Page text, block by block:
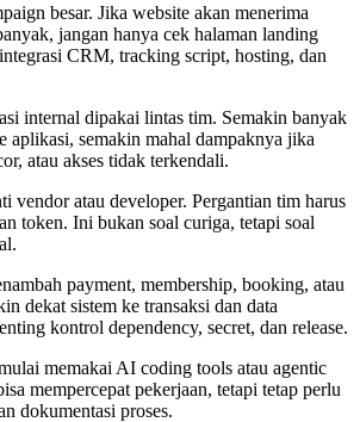
besar. Jika website akan menerima
jangan hanya cek halaman landing
CRM, tracking script, hosting, dan
internal dipakai lintas tim. Semakin banyak
aplikasi, semakin mahal dampaknya jika
atau akses tidak terkendali.
vendor atau developer. Pergantian tim harus
token. Ini bukan soal curiga, tetapi soal
payment, membership, booking, atau
dekat sistem ke transaksi dan data
kontrol dependency, secret, dan release.
memakai AI coding tools atau agentic
mempercepat pekerjaan, tetapi tetap perlu
dokumentasi proses.